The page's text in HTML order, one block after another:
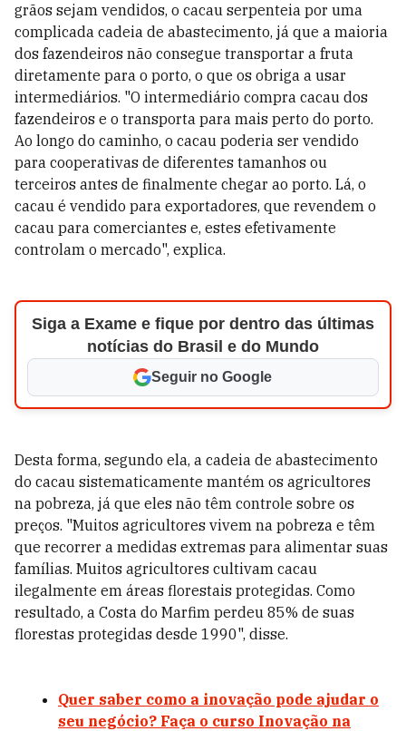
grãos sejam vendidos, o cacau serpenteia por uma
complicada cadeia de abastecimento, já que a maioria
dos fazendeiros não consegue transportar a fruta
diretamente para o porto, o que os obriga a usar
intermediários. "O intermediário compra cacau dos
fazendeiros e o transporta para mais perto do porto.
Ao longo do caminho, o cacau poderia ser vendido
para cooperativas de diferentes tamanhos ou
terceiros antes de finalmente chegar ao porto. Lá, o
cacau é vendido para exportadores, que revendem o
cacau para comerciantes e, estes efetivamente
controlam o mercado", explica.
Siga a Exame e fique por dentro das últimas
notícias do Brasil e do Mundo
Seguir no Google
Desta forma, segundo ela, a cadeia de abastecimento
do cacau sistematicamente mantém os agricultores
na pobreza, já que eles não têm controle sobre os
preços. "Muitos agricultores vivem na pobreza e têm
que recorrer a medidas extremas para alimentar suas
famílias. Muitos agricultores cultivam cacau
ilegalmente em áreas florestais protegidas. Como
resultado, a Costa do Marfim perdeu 85% de suas
florestas protegidas desde 1990", disse.
Quer saber como a inovação pode ajudar o
seu negócio? Faça o curso Inovação na